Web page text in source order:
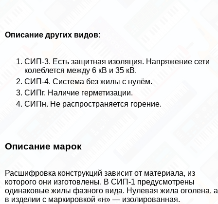
Описание других видов:
СИП-3. Есть защитная изоляция. Напряжение сети
колeблется между 6 кВ и 35 кВ.
СИП-4. Система без жилы с нулём.
СИПг. Наличие герметизации.
СИПн. Не распространяется горение.
Описание марок
Расшифровка конструкций зависит от материала, из
которого они изготовлены. В СИП-1 предусмотрены
одинаковые жилы фазного вида. Нулевая жила оголена, а
в изделии с маркировкой «н» — изолированная.